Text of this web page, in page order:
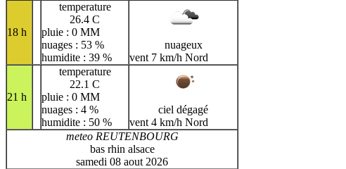
18 h
temperature
26.4 C
pluie : 0 MM
nuages : 53 %
humidite : 39 %
nuageux
vent 7 km/h Nord
21 h
temperature
22.1 C
pluie : 0 MM
nuages : 4 %
humidite : 50 %
ciel dégagé
vent 4 km/h Nord
meteo REUTENBOURG
bas rhin alsace
samedi 08 aout 2026